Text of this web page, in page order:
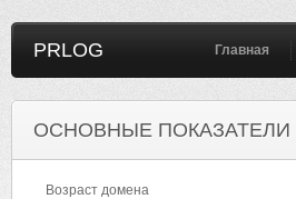
PRLOG Главная
ОСНОВНЫЕ ПОКАЗАТЕЛИ
Возраст домена